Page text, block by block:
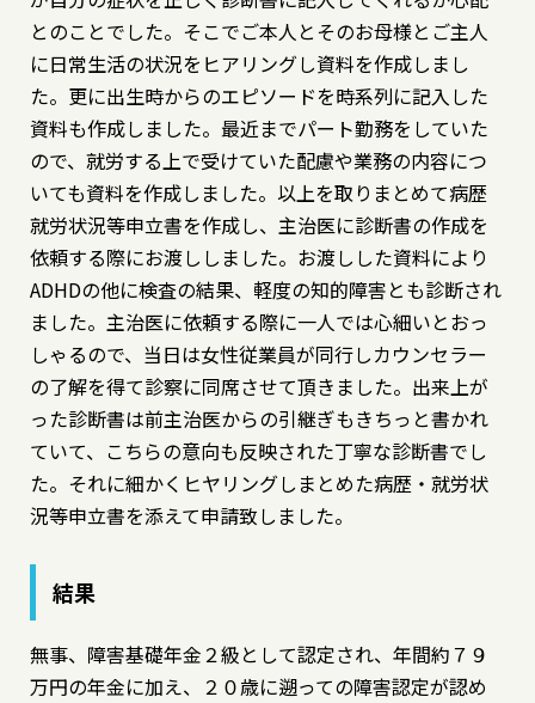
とのことでした。そこでご本人とそのお母様とご主人
に日常生活の状況をヒアリングし資料を作成しまし
た。更に出生時からのエピソードを時系列に記入した
資料も作成しました。最近までパート勤務をしていた
ので、就労する上で受けていた配慮や業務の内容につ
いても資料を作成しました。以上を取りまとめて病歴
就労状況等申立書を作成し、主治医に診断書の作成を
依頼する際にお渡ししました。お渡しした資料により
ADHDの他に検査の結果、軽度の知的障害とも診断され
ました。主治医に依頼する際に一人では心細いとおっ
しゃるので、当日は女性従業員が同行しカウンセラー
の了解を得て診察に同席させて頂きました。出来上が
った診断書は前主治医からの引継ぎもきちっと書かれ
ていて、こちらの意向も反映された丁寧な診断書でし
た。それに細かくヒヤリングしまとめた病歴・就労状
況等申立書を添えて申請致しました。
結果
無事、障害基礎年金２級として認定され、年間約７９
万円の年金に加え、２０歳に遡っての障害認定が認め